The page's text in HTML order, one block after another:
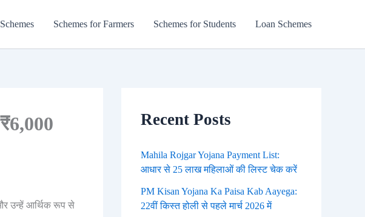
Schemes for Farmers Schemes for Students Loan Schemes
उन्हें आर्थिक रूप से
Recent Posts
Mahila Rojgar Yojana Payment List:
आधार से 25 लाख महिलाओं की लिस्ट चेक करें
PM Kisan Yojana Ka Paisa Kab Aayega:
22वीं किस्त होली से पहले मार्च 2026 में